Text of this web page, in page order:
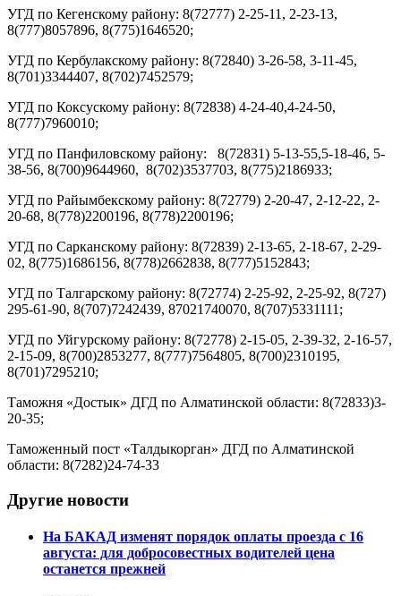
УГД по Кегенскому району: 8(72777) 2-25-11, 2-23-13,
8(777)8057896, 8(775)1646520;
УГД по Кербулакскому району: 8(72840) 3-26-58, 3-11-45,
8(701)3344407, 8(702)7452579;
УГД по Коксускому району: 8(72838) 4-24-40,4-24-50,
8(777)7960010;
УГД по Панфиловскому району: 8(72831) 5-13-55,5-18-46, 5-
38-56, 8(700)9644960, 8(702)3537703, 8(775)2186933;
УГД по Райымбекскому району: 8(72779) 2-20-47, 2-12-22, 2-
20-68, 8(778)2200196, 8(778)2200196;
УГД по Сарканскому району: 8(72839) 2-13-65, 2-18-67, 2-29-
02, 8(775)1686156, 8(778)2662838, 8(777)5152843;
УГД по Талгарскому району: 8(72774) 2-25-92, 2-25-92, 8(727)
295-61-90, 8(707)7242439, 87021740070, 8(707)5331111;
УГД по Уйгурскому району: 8(72778) 2-15-05, 2-39-32, 2-16-57,
2-15-09, 8(700)2853277, 8(777)7564805, 8(700)2310195,
8(701)7295210;
Таможня «Достык» ДГД по Алматинской области: 8(72833)3-
20-35;
Таможенный пост «Талдыкорган» ДГД по Алматинской
области: 8(7282)24-74-33
Другие новости
На БАКАД изменят порядок оплаты проезда с 16
августа: для добросовестных водителей цена
останется прежней